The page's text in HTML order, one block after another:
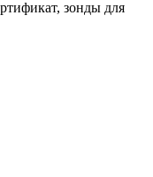
зонды для